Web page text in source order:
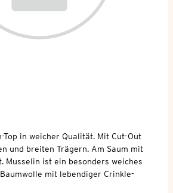
Top in weicher Qualität. Mit Cut-Out
und breiten Trägern. Am Saum mit
Musselin ist ein besonders weiches
mit lebendiger Crinkle-